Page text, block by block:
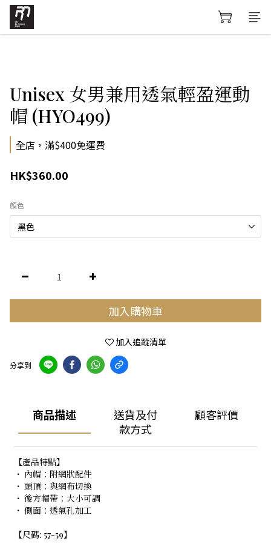
Unisex 女男兼用透氣輕盈運動
帽 (HYO499)
全店，滿$400免運費
HK$360.00
顏色
加入購物車
加入追蹤清單
分享到
商品描述
送貨及付
款方式
顧客評價
【產品特點】
・ 內帽：附網狀配件
・ 頭頂：與網布切換
・ 後方帽帶：大小可調
・ 側面：透氣孔加工
【尺碼: 57-59】